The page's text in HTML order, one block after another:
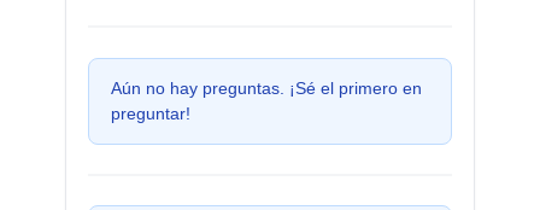
Aún no hay preguntas. ¡Sé el primero en
preguntar!